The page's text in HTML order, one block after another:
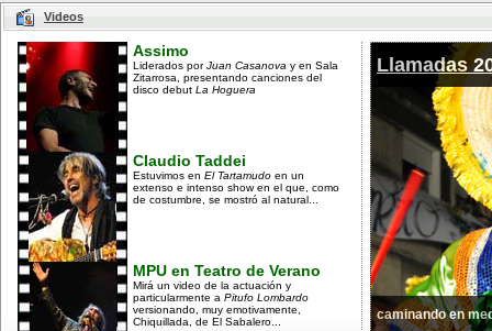
Videos
Assimo
Liderados porJuan Casanova y en Sala
Zitarrosa, presentando canciones del
disco debut La Hoguera
Claudio Taddei
Estuvimos en El Tartamudo en un
extenso e intenso show en el que, como
de costumbre, se mostró al natural...
MPU en Teatro de Verano
Mirá un video de la actuación y
particularmente a Pitufo Lombardo
versionando, muy emotivamente,
Chiquillada, de El Sabalero...
Llamadas
caminando en